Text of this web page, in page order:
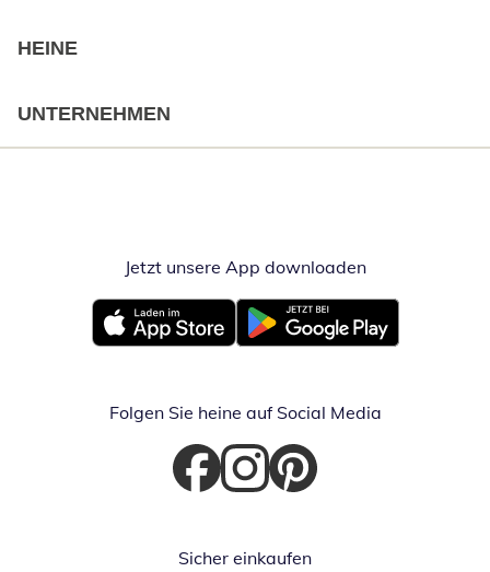
HEINE
UNTERNEHMEN
Jetzt unsere App downloadenÖffnet in
Öffnet in neuem FensterÖffnet in neuem Fenster
Folgen Sie heine auf Social Media
Öffnet in neuem Fenster
Öffnet in neuem Fenster
Öffnet in neuem Fenster
Sicher einkaufen